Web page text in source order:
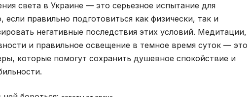
света в Украине — это серьезное испытание для
если правильно подготовиться как физически, так и
негативные последствия этих условий. Медитации,
и правильное освещение в темное время суток — это
которые помогут сохранить душевное спокойствие и